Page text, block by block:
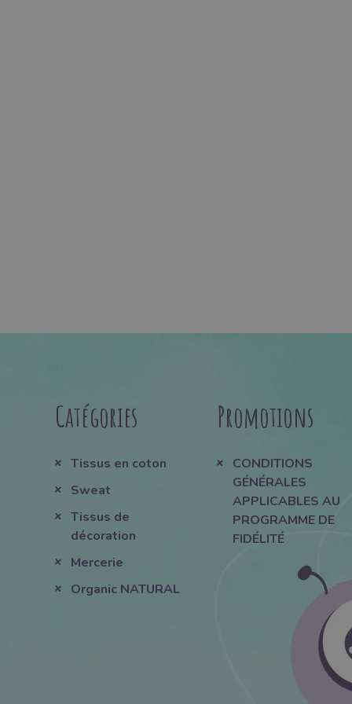
Catégories
Tissus en coton
Sweat
Tissus de
décoration
Mercerie
Organic NATURAL
Promotions
CONDITIONS
GÉNÉRALES
APPLICABLES AU
PROGRAMME DE
FIDÉLITÉ